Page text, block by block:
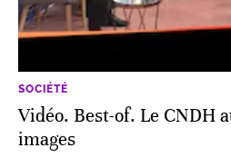
SOCIÉTÉ
Vidéo. Best-of. Le CNDH
images